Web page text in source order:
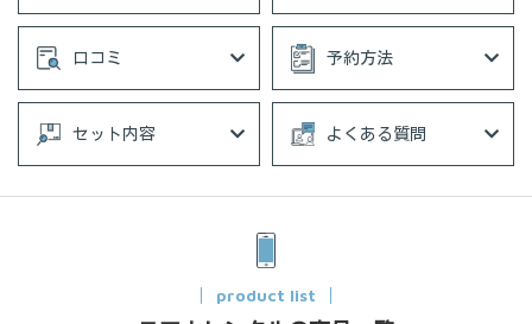
口コミ 予約方法
セット内容 よくある質問
product list